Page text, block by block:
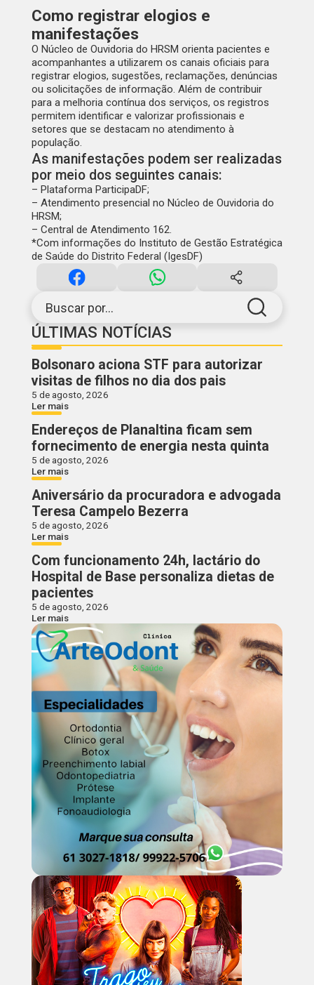
Buscar por...
ÚLTIMAS NOTÍCIAS
Bolsonaro aciona STF para autorizar
visitas de filhos no dia dos pais
5 de agosto, 2026
Ler mais
Endereços de Planaltina ficam sem
fornecimento de energia nesta quinta
5 de agosto, 2026
Ler mais
Aniversário da procuradora e advogada
Teresa Campelo Bezerra
5 de agosto, 2026
Ler mais
Com funcionamento 24h, lactário do
Hospital de Base personaliza dietas de
pacientes
5 de agosto, 2026
Ler mais
Como registrar elogios e
manifestações
O Núcleo de Ouvidoria do HRSM orienta pacientes e
acompanhantes a utilizarem os canais oficiais para
registrar elogios, sugestões, reclamações, denúncias
ou solicitações de informação. Além de contribuir
para a melhoria contínua dos serviços, os registros
permitem identificar e valorizar profissionais e
setores que se destacam no atendimento à
população.
As manifestações podem ser realizadas
por meio dos seguintes canais:
– Plataforma ParticipaDF;
– Atendimento presencial no Núcleo de Ouvidoria do
HRSM;
– Central de Atendimento 162.
*Com informações do Instituto de Gestão Estratégica
de Saúde do Distrito Federal (IgesDF)